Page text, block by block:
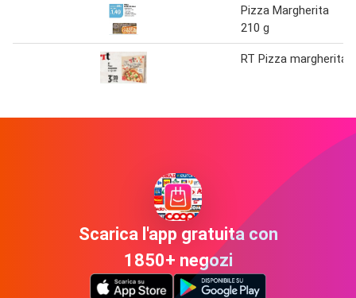
Pizza Margherita
210 g
RT Pizza margherita
Scarica l'app gratuita con
1850+ negozi